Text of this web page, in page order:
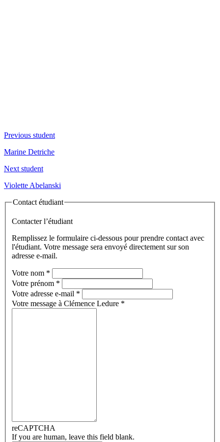
Previous student
Marine Detriche
Next student
Violette Abelanski
Contact étudiant
Contacter l’étudiant
Remplissez le formulaire ci-dessous pour prendre contact avec
l'étudiant. Votre message sera envoyé directement sur son
adresse e-mail.
Votre nom *
Votre prénom *
Votre adresse e-mail *
Votre message à Clémence Ledure *
reCAPTCHA
If you are human, leave this field blank.